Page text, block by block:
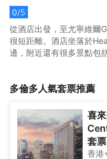
0/5
從酒店出發，至尤寧維爾
很短距離。酒店坐落於
邊，附近還有很多景點包
Temple和Sri Varasiththi
同時又能增添家的温馨感
當地風土人情的相關信息
從酒店出發，至尤寧維
邊，附近還有很多景點包
的所有設施都是經過精心
同時又能增添家的温馨感
以在這裏舒緩身心壓力。
當地風土人情的相關信息。
多倫多人氣套票推薦
喜
套票
香港